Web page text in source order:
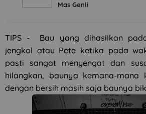
Mas Genli
TIPS - Bau yang dihasilkan
jengkol atau Pete ketika pada
pasti sangat menyengat dan
hilangkan, baunya kemana-
dengan bersih masih saja baunya